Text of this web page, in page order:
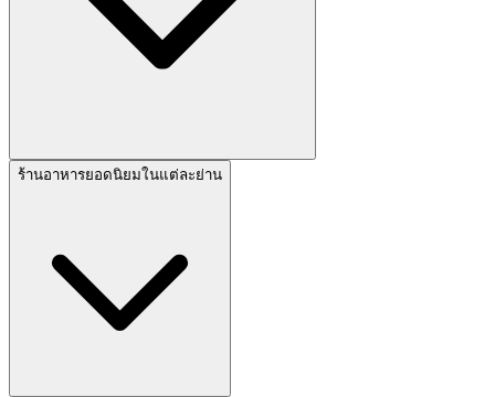
ร้านอาหารยอดนิยมในแต่ละย่าน